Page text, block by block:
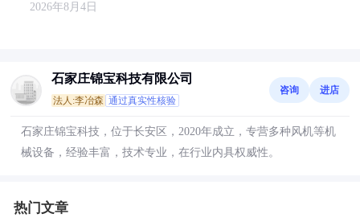
2026年8月4日
石家庄锦宝科技有限公司
法人:李冶森 通过真实性核验
咨询 进店
石家庄锦宝科技，位于长安区，2020年成立，专营多种风机等机
械设备，经验丰富，技术专业，在行业内具权威性。
热门文章